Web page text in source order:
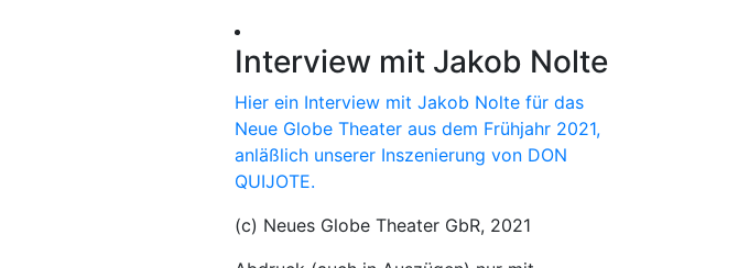
Interview mit Jakob Nolte
Hier ein Interview mit Jakob Nolte für das
Neue Globe Theater aus dem Frühjahr 2021,
anläßlich unserer Inszenierung von DON
QUIJOTE.
(c) Neues Globe Theater GbR, 2021